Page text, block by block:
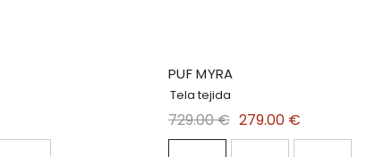
PUF MYRA
Tela tejida
729.00 € 279.00 €